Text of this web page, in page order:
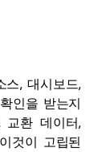
스, 대시보드,
인을 받는지
교환데이터,
것이 고립된